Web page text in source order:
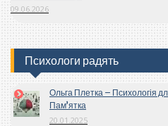
09.06.2026
Психологи радять
Ольга Плетка – Психологія
Пам’ятка
20.01.2025